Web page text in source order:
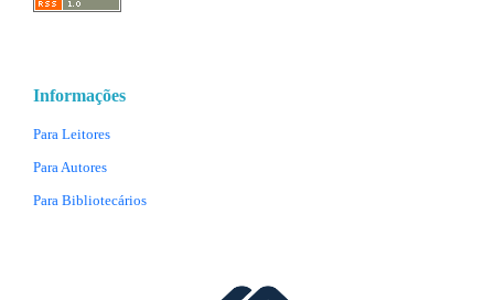
Informações
Para Leitores
Para Autores
Para Bibliotecários